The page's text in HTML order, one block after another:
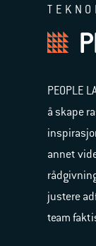
PEOPLE
å skape
annet
justere
team